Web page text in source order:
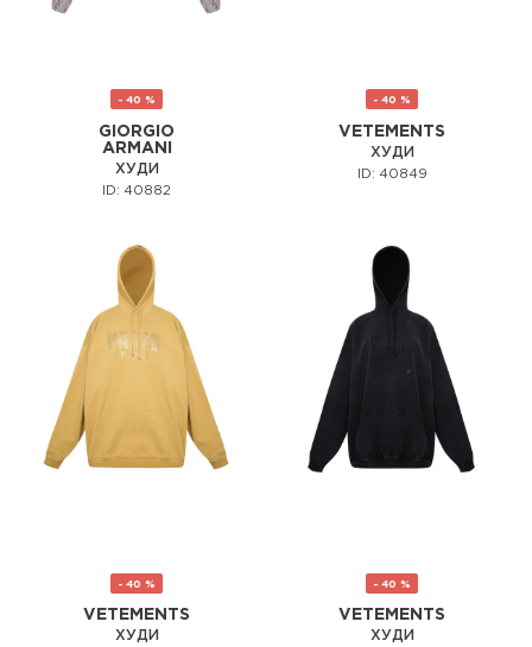
- 40 %
GIORGIO
ARMANI
ХУДИ
ID: 40882
- 40 %
VETEMENTS
ХУДИ
ID: 40849
- 40 %
VETEMENTS
ХУДИ
- 40 %
VETEMENTS
ХУДИ